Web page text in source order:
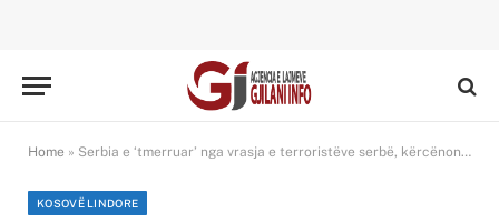
Home » Serbia e ‘tmerruar’ nga vrasja e terroristëve serbë, kërcënon shqiptarët e Luginës pas sulmit në Banjskë – vjen thirrja për kujdes
KOSOVË LINDORE